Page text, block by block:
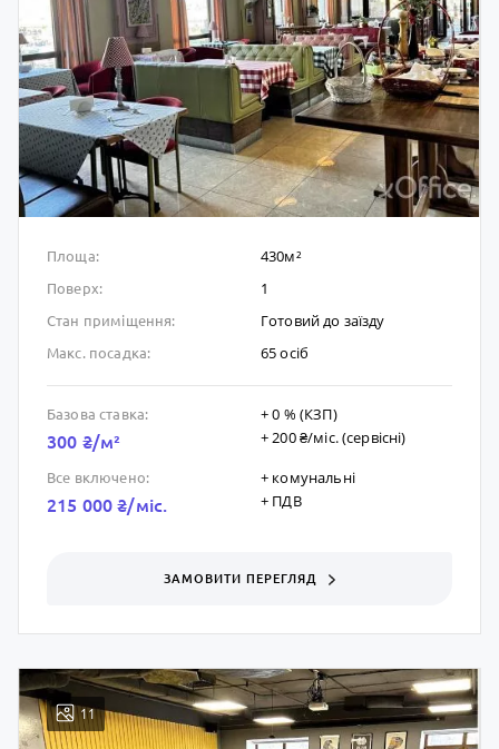
Площа: 430м²
Поверх: 1
Стан приміщення: Готовий до заïзду
Макс. посадка: 65 осіб
Базова ставка:
300 ₴/м²
+ 0 % (КЗП)
+ 200 ₴/мic. (сервісні)
Все включено:
215 000 ₴/мic.
+ комунальні
+ ПДВ
ЗАМОВИТИ ПЕРЕГЛЯД
11